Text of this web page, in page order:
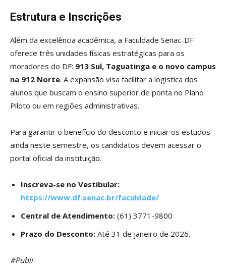
Estrutura e Inscrições
Além da excelência acadêmica, a Faculdade Senac-DF
oferece três unidades físicas estratégicas para os
moradores do DF: 913 Sul, Taguatinga e o novo campus
na 912 Norte. A expansão visa facilitar a logística dos
alunos que buscam o ensino superior de ponta no Plano
Piloto ou em regiões administrativas.
Para garantir o benefício do desconto e iniciar os estudos
ainda neste semestre, os candidatos devem acessar o
portal oficial da instituição.
Inscreva-se no Vestibular:
https://www.df.senac.br/faculdade/
Central de Atendimento: (61) 3771-9800
Prazo do Desconto: Até 31 de janeiro de 2026.
#Publi